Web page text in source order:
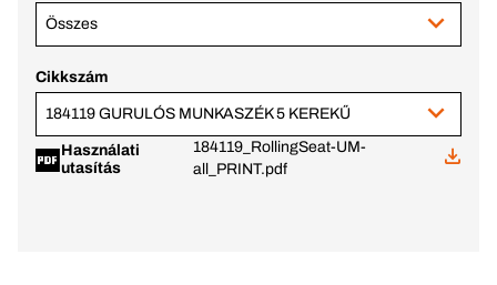
Összes
Cikkszám
184119 GURULÓS MUNKASZÉK 5 KEREKŰ
Használati
utasítás
184119_RollingSeat-UM-
all_PRINT.pdf